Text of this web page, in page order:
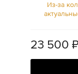
Из-за
23 500